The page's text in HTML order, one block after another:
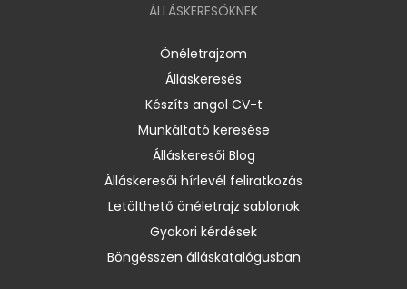
ÁLLÁSKERESŐKNEK
Önéletrajzom
Álláskeresés
Készíts angol CV-t
Munkáltató keresése
Álláskeresői Blog
Álláskeresői hírlevél feliratkozás
Letölthető önéletrajz sablonok
Gyakori kérdések
Böngésszen álláskatalógusban